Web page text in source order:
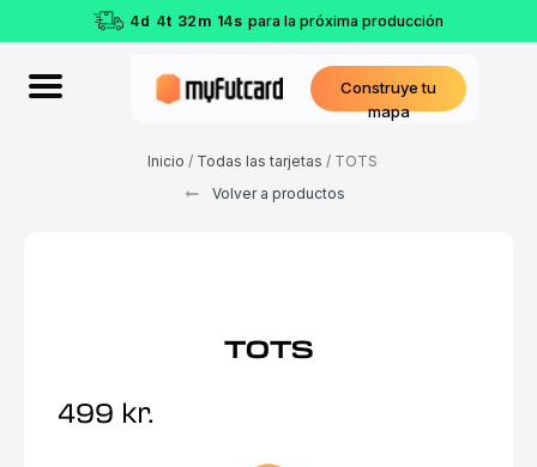
4d 4t 32 m 14s para la próxima producción
Construye tu
mapa
Inicio / Todas las tarjetas / TOTS
Volver a productos
TOTS
499 kr.